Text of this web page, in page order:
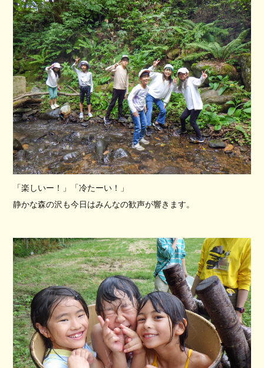
「楽しいー！」「冷たーい！」
静かな森の沢も今日はみんなの歓声が響きます。